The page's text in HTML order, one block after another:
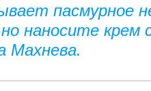
пасмурное
наносите
Махнева.